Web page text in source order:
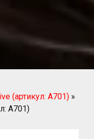
(артикул: A701) »
A701)